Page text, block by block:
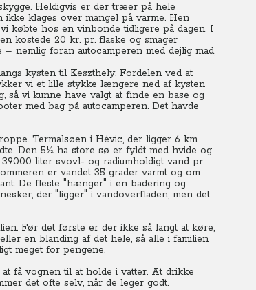
Heldigvis er der træer på hele
klages over mangel på varme. Hen
købte hos en vinbonde tidligere på dagen. I
kostede 20 kr. pr. flaske og smager
– nemlig foran autocamperen med dejlig mad,
kysten til Keszthely. Fordelen ved at
vi et lille stykke længere ned af kysten
så vi kunne have valgt at finde en base og
med bag på autocamperen. Det havde
Termalsøen i Hévic, der ligger 6 km
Den 5½ ha store sø er fyldt med hvide og
liter svovl- og radiumholdigt vand pr.
er vandet 35 grader varmt og om
De fleste "hænger" i en badering og
der "ligger" i vandoverfladen, men det
Før det første er der ikke så langt at køre,
en blanding af det hele, så alle i familien
meget for pengene.
få vognen til at holde i vatter. At drikke
det ofte selv, når de leger godt.